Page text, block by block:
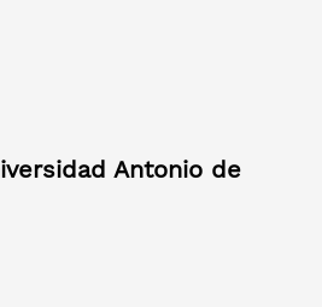
Antonio de